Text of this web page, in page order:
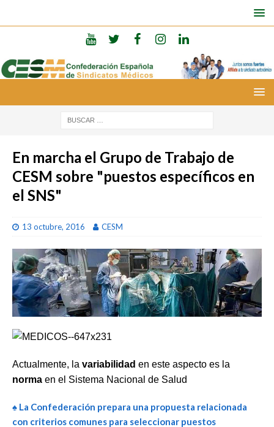
En marcha el Grupo de Trabajo de
CESM sobre "puestos específicos en
el SNS"
13 octubre, 2016 CESM
Actualmente, la variabilidad en este aspecto es la
norma en el Sistema Nacional de Salud
♠ La Confederación prepara una propuesta relacionada
con criterios comunes para seleccionar puestos